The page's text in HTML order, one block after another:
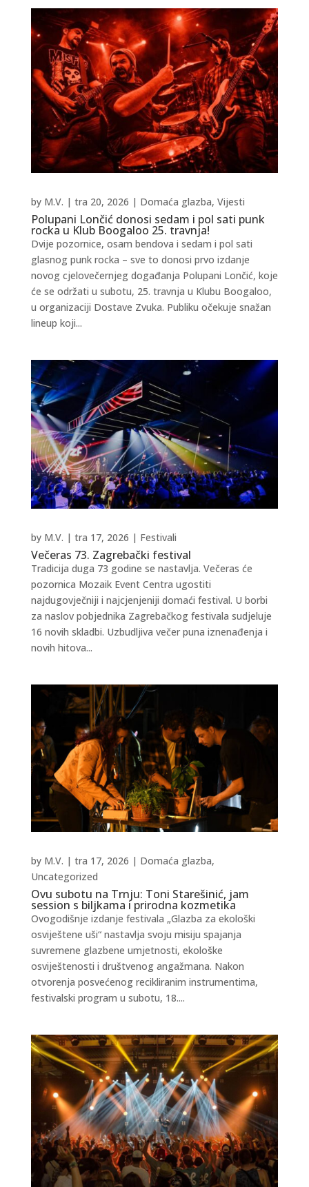
Polupani Lončić donosi sedam i pol sati punk
rocka u Klub Boogaloo 25. travnja!
by M.V. | tra 20, 2026 | Domaća glazba, Vijesti
Dvije pozornice, osam bendova i sedam i pol sati
glasnog punk rocka – sve to donosi prvo izdanje
novog cjelovečernjeg događanja Polupani Lončić, koje
će se održati u subotu, 25. travnja u Klubu Boogaloo,
u organizaciji Dostave Zvuka. Publiku očekuje snažan
lineup koji...
Večeras 73. Zagrebački festival
by M.V. | tra 17, 2026 | Festivali
Tradicija duga 73 godine se nastavlja. Večeras će
pozornica Mozaik Event Centra ugostiti
najdugovječniji i najcjenjeniji domaći festival. U borbi
za naslov pobjednika Zagrebačkog festivala sudjeluje
16 novih skladbi. Uzbudljiva večer puna iznenađenja i
novih hitova...
Ovu subotu na Trnju: Toni Starešinić, jam
session s biljkama i prirodna kozmetika
by M.V. | tra 17, 2026 | Domaća glazba,
Uncategorized
Ovogodišnje izdanje festivala „Glazba za ekološki
osviještene uši“ nastavlja svoju misiju spajanja
suvremene glazbene umjetnosti, ekološke
osviještenosti i društvenog angažmana. Nakon
otvorenja posvećenog recikliranim instrumentima,
festivalski program u subotu, 18....